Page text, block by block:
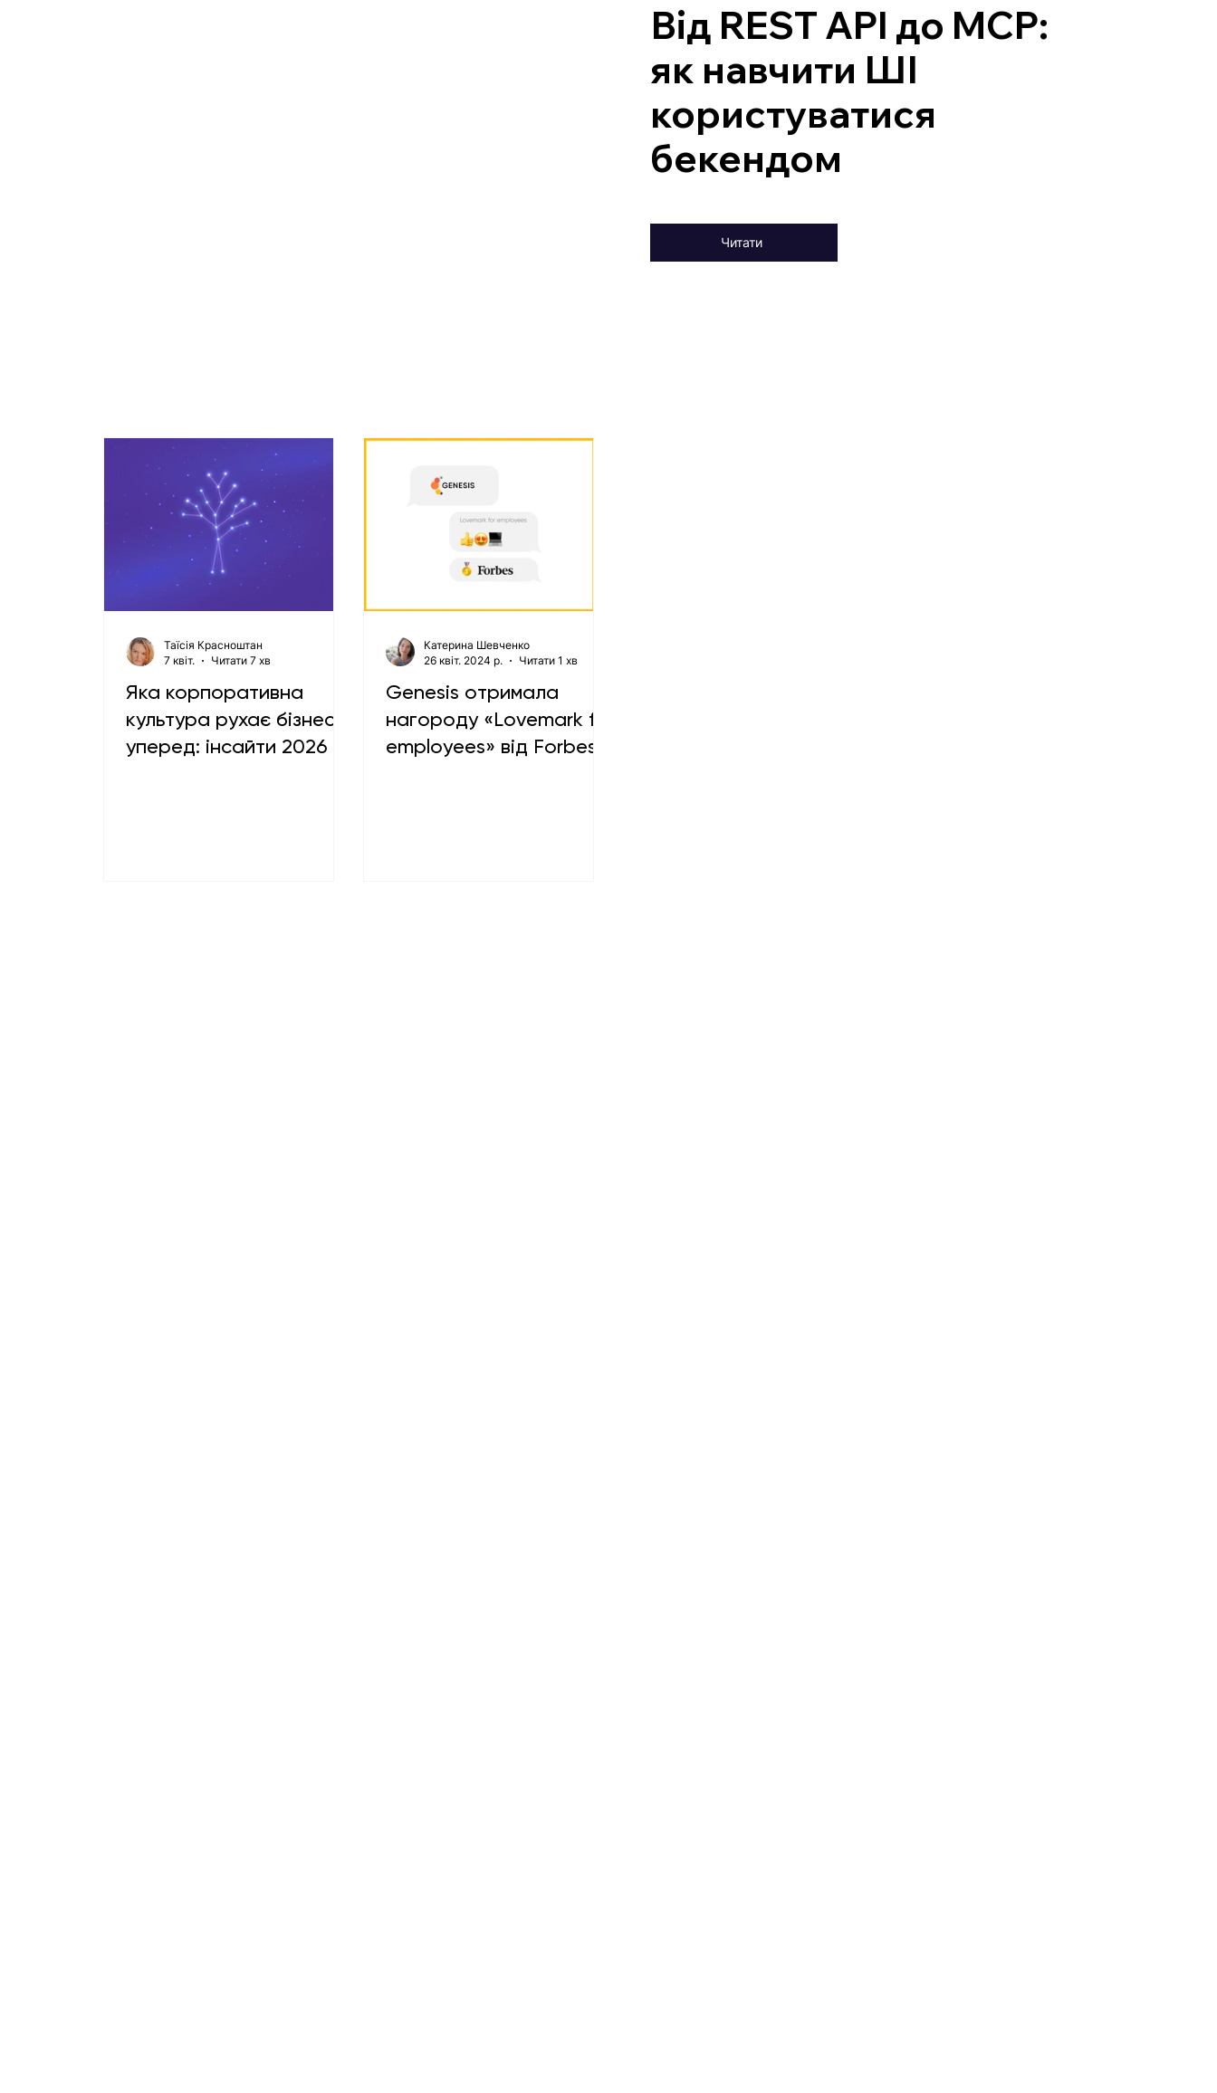
Від REST API до MCP:
як навчити ШІ
користуватися
бекендом
Читати
Яка корпоративна
культура рухає бізнес
уперед: інсайти 2026
Таїсія Красноштан
7 квіт.
Читати 7 хв
Genesis отримала
нагороду «Lovemark for
employees» від Forbes
Катерина Шевченко
26 квіт. 2024 р.
Читати 1 хв